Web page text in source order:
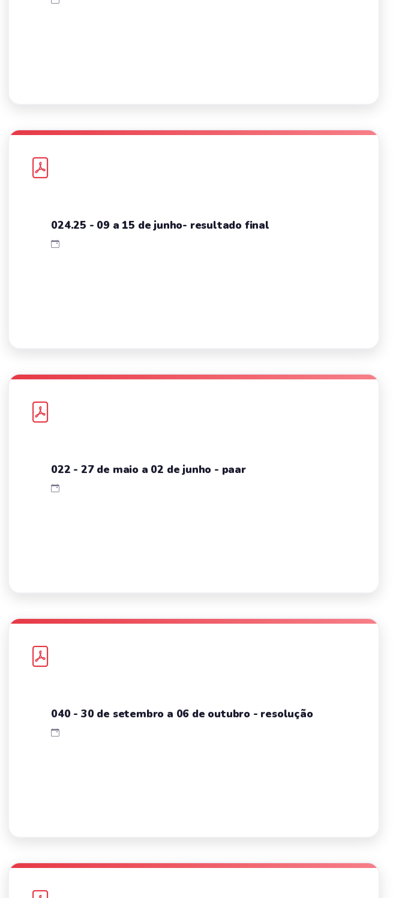
024.25 - 09 a 15 de junho- resultado final
022 - 27 de maio a 02 de junho - paar
040 - 30 de setembro a 06 de outubro - resolução